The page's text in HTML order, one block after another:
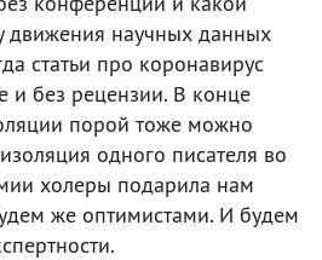
движения научных данных
статьи про коронавирус
и без рецензии. В конце
порой тоже можно
одного писателя во
холеры подарила нам
же оптимистами. И будем